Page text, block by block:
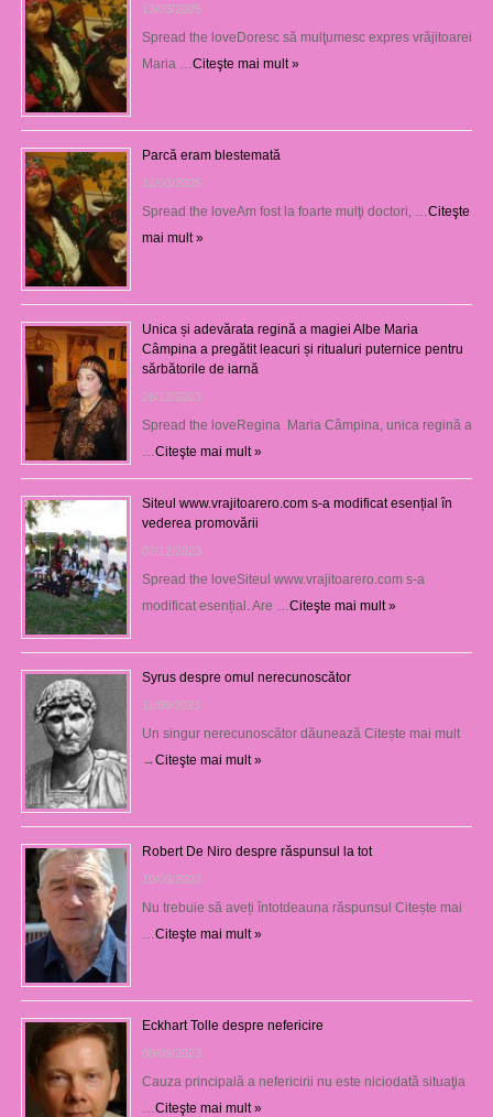
13/03/2025
Spread the loveDoresc să mulţumesc expres vrăjitoarei
Maria …Citeşte mai mult »
Parcă eram blestemată
12/03/2025
Spread the loveAm fost la foarte mulţi doctori, …Citeşte
mai mult »
Unica și adevărata regină a magiei Albe Maria
Câmpina a pregătit leacuri și ritualuri puternice pentru
sărbătorile de iarnă
26/12/2023
Spread the loveRegina Maria Câmpina, unica regină a
…Citeşte mai mult »
Siteul www.vrajitoarero.com s-a modificat esențial în
vederea promovării
07/12/2023
Spread the loveSiteul www.vrajitoarero.com s-a
modificat esențial. Are …Citeşte mai mult »
Syrus despre omul nerecunoscător
11/09/2023
Un singur nerecunoscător dăunează Citește mai mult
→Citeşte mai mult »
Robert De Niro despre răspunsul la tot
10/09/2023
Nu trebuie să aveți întotdeauna răspunsul Citește mai
…Citeşte mai mult »
Eckhart Tolle despre nefericire
09/09/2023
Cauza principală a nefericirii nu este niciodată situaţia
…Citeşte mai mult »